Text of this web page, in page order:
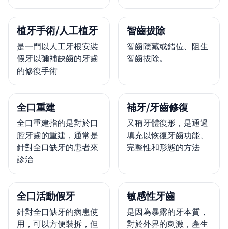
植牙手術/人工植牙
是一門以人工牙根安裝
假牙以彌補缺齒的牙齒
的修復手術
智齒拔除
智齒隱藏或錯位、阻生
智齒拔除。
全口重建
全口重建指的是對於口
腔牙齒的重建，通常是
針對全口缺牙的患者來
診治
補牙/牙齒修復
又稱牙體復形，是通過
填充以恢復牙齒功能、
完整性和形態的方法
全口活動假牙
針對全口缺牙的病患使
用，可以方便裝拆，但
敏感性牙齒
是因為暴露的牙本質，
對於外界的刺激，產生